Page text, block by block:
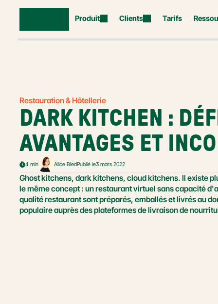
Produit Clients Tarifs
Restauration & Hôtellerie
DARK KITCHEN :
AVANTAGES ET
4 min Alice BledPublié le3 mars 2022
Ghost kitchens, dark kitchens, cloud kitchens. Il existe
le même concept : un restaurant virtuel sans capacité
qualité restaurant sont préparés, emballés et livrés au
populaire auprès des plateformes de livraison de